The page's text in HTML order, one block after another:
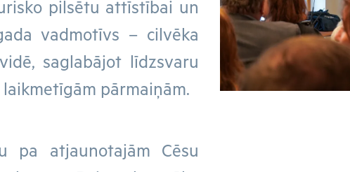
pilsētu attīstībai un
vadmotīvs – cilvēka
saglabājot līdzsvaru
pārmaiņām.
pa atjaunotajām Cēsu